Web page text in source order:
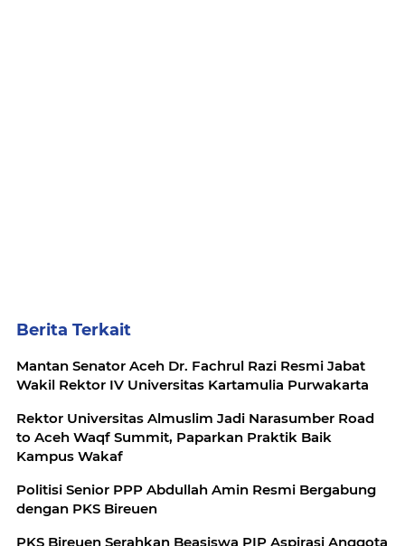
Berita Terkait
Mantan Senator Aceh Dr. Fachrul Razi Resmi Jabat
Wakil Rektor IV Universitas Kartamulia Purwakarta
Rektor Universitas Almuslim Jadi Narasumber Road
to Aceh Waqf Summit, Paparkan Praktik Baik
Kampus Wakaf
Politisi Senior PPP Abdullah Amin Resmi Bergabung
dengan PKS Bireuen
PKS Bireuen Serahkan Beasiswa PIP Aspirasi Anggota